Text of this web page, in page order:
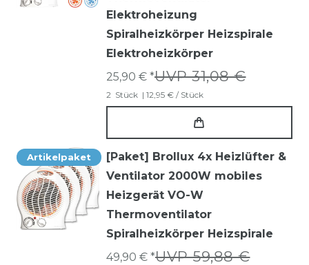
Elektroheizung
Spiralheizkörper Heizspirale
Elektroheizkörper
UVP 31,08 €
25,90 € *
2 Stück | 12,95 € / Stück
Artikelpaket
[Paket] Brollux 4x Heizlüfter &
Ventilator 2000W mobiles
Heizgerät VO-W
Thermoventilator
Spiralheizkörper Heizspirale
UVP 59,88 €
49,90 € *